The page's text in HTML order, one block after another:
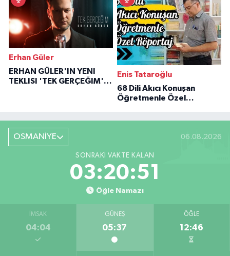
Erhan Güler
ERHAN GÜLER'IN YENI
TEKLISI 'TEK GERÇEĞIM'LE
Enis Tataroğlu
68 Dili Akıcı Konuşan
Öğretmenle Özel
OSMANİYE 06.08.2026
SONRAKI VAKTE KALAN
03:20:49
Öğle Namazı
İMSAK
04:04
GÜNEŞ
05:37
ÖĞLE
12:46